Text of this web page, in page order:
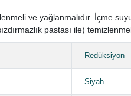
ve yağlanmalıdır. İçme
pastası ile)
Redüksiyon
Siyah